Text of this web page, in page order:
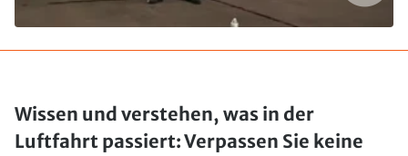
Wissen und verstehen, was in der
Luftfahrt passiert: Verpassen Sie keine